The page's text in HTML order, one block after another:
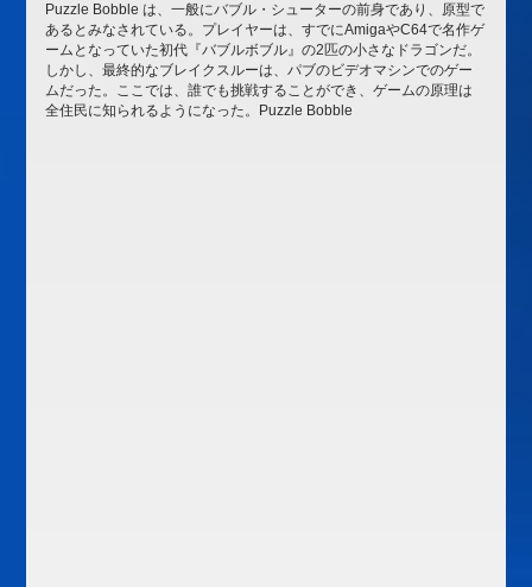
Puzzle Bobble は、一般にバブル・シューターの前身であり、原型で
あるとみなされている。プレイヤーは、すでにAmigaやC64で名作ゲ
ームとなっていた初代『バブルボブル』の2匹の小さなドラゴンだ。
しかし、最終的なブレイクスルーは、パブのビデオマシンでのゲー
ムだった。ここでは、誰でも挑戦することができ、ゲームの原理は
全住民に知られるようになった。Puzzle Bobble